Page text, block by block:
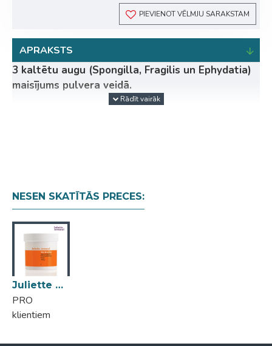
PIEVIENOT VĒLMJU SARAKSTAM
APRAKSTS
3 kaltētu augu (Spongilla, Fragilis un Ephydatia)
maisījums pulvera veidā.
Tas noņem atmirušās šūnas un stimulē šūnu
Galvenās sastāvdaļas:Fitoapstrāde 100%.
Kategorija:Apokalipse, ķīmiskais pīlings.
Ādas tips:
NESEN SKATĪTĀS PRECES:
Juliette Armand Skin Boosters Apocalypsis Phytopeeling Pure 100g
PRO
klientiem